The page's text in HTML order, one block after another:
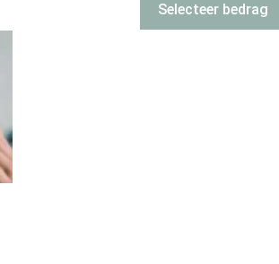
Selecteer bedrag